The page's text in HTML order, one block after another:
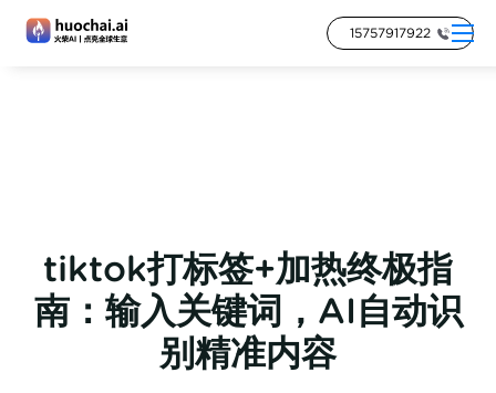
15757917922
tiktok打标签+加热终极指
南：输入关键词，AI自动识
别精准内容